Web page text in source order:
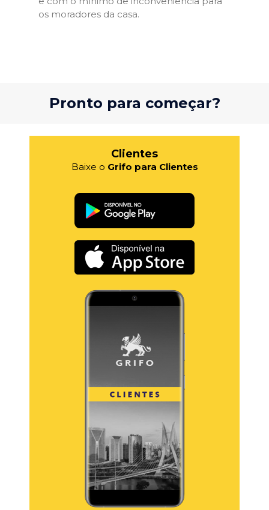
os moradores da casa.
Pronto para começar?
Clientes
Baixe o Grifo para Clientes